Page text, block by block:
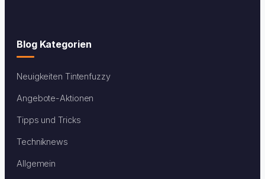
Blog Kategorien
Neuigkeiten Tintenfuzzy
Angebote-Aktionen
Tipps und Tricks
Techniknews
Allgemein